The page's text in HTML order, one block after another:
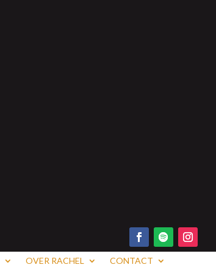
OVER RACHEL CONTACT